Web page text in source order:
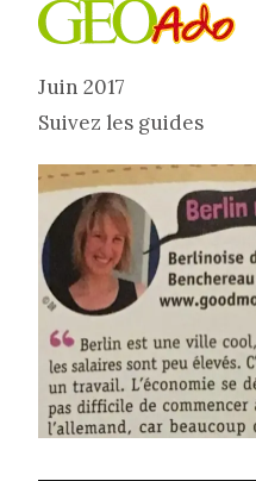
Juin 2017
Suivez les guides